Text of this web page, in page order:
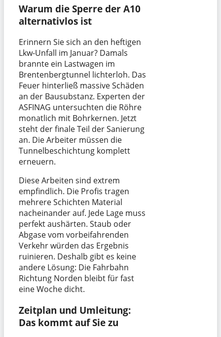
Warum die Sperre der A10
alternativlos ist
Erinnern Sie sich an den heftigen
Lkw-Unfall im Januar? Damals
brannte ein Lastwagen im
Brentenbergtunnel lichterloh. Das
Feuer hinterließ massive Schäden
an der Bausubstanz. Experten der
ASFINAG untersuchten die Röhre
monatlich mit Bohrkernen. Jetzt
steht der finale Teil der Sanierung
an. Die Arbeiter müssen die
Tunnelbeschichtung komplett
erneuern.
Diese Arbeiten sind extrem
empfindlich. Die Profis tragen
mehrere Schichten Material
nacheinander auf. Jede Lage muss
perfekt aushärten. Staub oder
Abgase vom vorbeifahrenden
Verkehr würden das Ergebnis
ruinieren. Deshalb gibt es keine
andere Lösung: Die Fahrbahn
Richtung Norden bleibt für fast
eine Woche dicht.
Zeitplan und Umleitung:
Das kommt auf Sie zu